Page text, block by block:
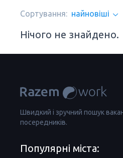
Сортування: найновіші
Нічого не знайдено.
Швидкий і зручний пошук
посередників.
Популярні міста: